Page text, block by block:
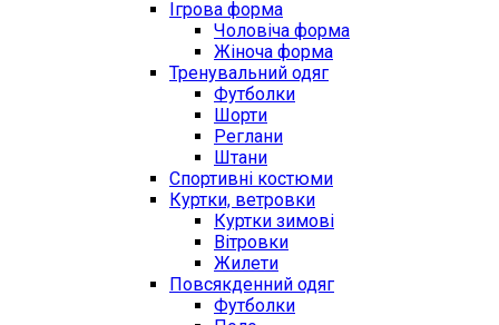
Ігрова форма
Чоловіча форма
Жіноча форма
Тренувальний одяг
Футболки
Шорти
Реглани
Штани
Спортивні костюми
Куртки, ветровки
Куртки зимові
Вітровки
Жилети
Повсякденний одяг
Футболки